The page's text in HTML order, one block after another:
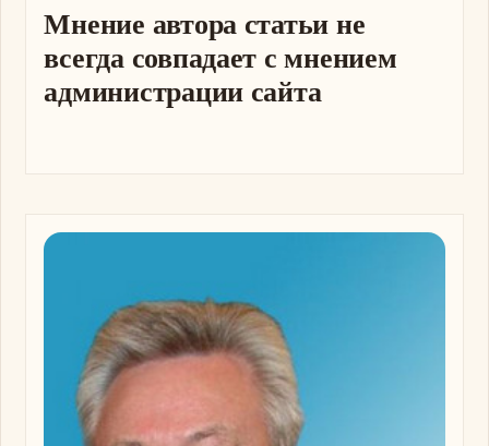
Мнение автора статьи не
всегда совпадает с мнением
администрации сайта
Изображение